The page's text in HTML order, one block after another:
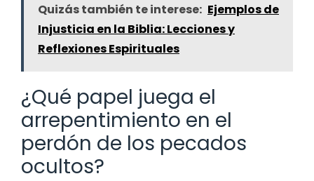
Quizás también te interese: Ejemplos de
Injusticia en la Biblia: Lecciones y
Reflexiones Espirituales
¿Qué papel juega el
arrepentimiento en el
perdón de los pecados
ocultos?